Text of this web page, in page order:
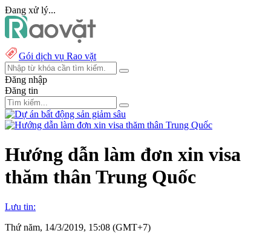
Đang xử lý...
Gói dịch vụ Rao vặt
Đăng nhập
Đăng tin
Hướng dẫn làm đơn xin visa
thăm thân Trung Quốc
Lưu tin:
Thứ năm, 14/3/2019, 15:08 (GMT+7)